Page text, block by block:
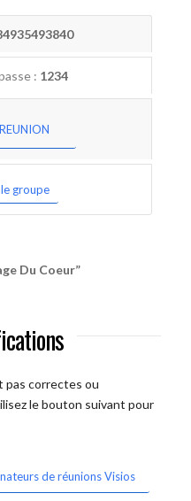
: 1234
groupe
Du Coeur”
pas correctes ou
le bouton suivant pour
de réunions Visios